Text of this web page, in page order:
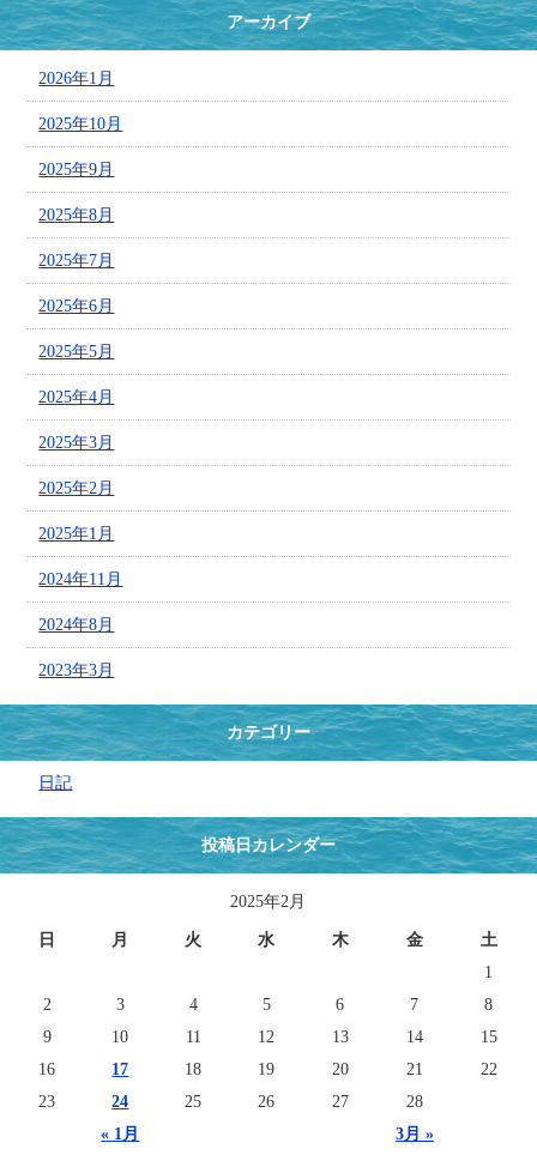
アーカイブ
2026年1月
2025年10月
2025年9月
2025年8月
2025年7月
2025年6月
2025年5月
2025年4月
2025年3月
2025年2月
2025年1月
2024年11月
2024年8月
2023年3月
カテゴリー
日記
投稿日カレンダー
2025年2月
日 月 火 水 木 金 土
« 1月 3月 »
1
2
3 4 5 6 7
8
9
10 11 12 13 14
15
16
17 18 19 20 21
22
23
24 25 26 27 28